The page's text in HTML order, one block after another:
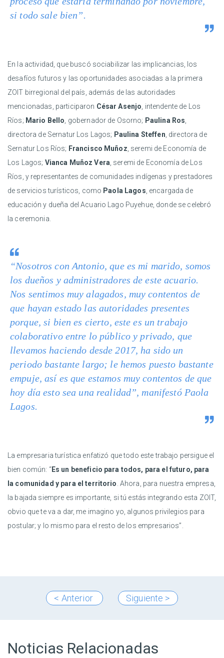
si todo sale bien”.
En la actividad, que buscó sociabilizar las implicancias, los
desafíos futuros y las oportunidades asociadas a la primera
ZOIT birregional del país, además de las autoridades
mencionadas, participaron César Asenjo , intendente de Los
Ríos; Mario Bello , gobernador de Osorno; Paulina Ros
directora de Sernatur Los Lagos; Paulina Steffen , directora de
Sernatur Los Ríos; Francisco Muñoz , seremi de Economía de
Los Lagos; Vianca Muñoz Vera , seremi de Economía de Los
Ríos, y representantes de comunidades indígenas y prestadores
de servicios turísticos, como Paola Lagos , encargada de
educación y dueña del Acuario Lago Puyehue, donde se celebró
la ceremonia.
“Nosotros con Antonio, que es mi marido, somos
los dueños y administradores de este acuario.
Nos sentimos muy alagados, muy contentos de
que hayan estado las autoridades presentes
porque, si bien es cierto, este es un trabajo
colaborativo entre lo público y privado, que
llevamos haciendo desde 2017, ha sido un
periodo bastante largo; le hemos puesto bastante
empuje, así es que estamos muy contentos de que
hoy día esto sea una realidad”, manifestó Paola
Lagos.
La empresaria turística enfatizó que todo este trabajo persigue el
bien común: “Es un beneficio para todos, para el futuro, para
la comunidad y para el territorio . Ahora, para nuestra empresa,
la bajada siempre es importante, si tú estás integrando esta ZOIT,
obvio que te va a dar, me imagino yo, algunos privilegios para
postular; y lo mismo para el resto de los empresarios”.
< Anterior Siguiente >
Noticias Relacionadas